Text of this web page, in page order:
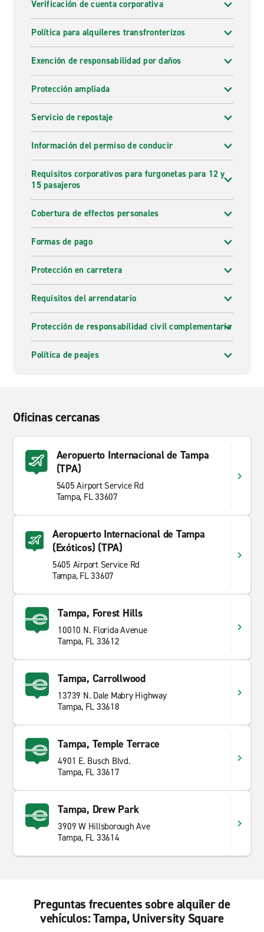
Verificación de cuenta corporativa
Política para alquileres transfronterizos
Exención de responsabilidad por daños
Protección ampliada
Servicio de repostaje
Información del permiso de conducir
Requisitos corporativos para furgonetas para 12 y
15 pasajeros
Cobertura de effectos personales
Formas de pago
Protección en carretera
Requisitos del arrendatario
Protección de responsabilidad civil complementaria
Política de peajes
Oficinas cercanas
Aeropuerto Internacional de Tampa
(TPA)
5405 Airport Service Rd
Tampa, FL 33607
Aeropuerto Internacional de Tampa
(Exóticos) (TPA)
5405 Airport Service Rd
Tampa, FL 33607
Tampa, Forest Hills
10010 N. Florida Avenue
Tampa, FL 33612
Tampa, Carrollwood
13739 N. Dale Mabry Highway
Tampa, FL 33618
Tampa, Temple Terrace
4901 E. Busch Blvd.
Tampa, FL 33617
Tampa, Drew Park
3909 W Hillsborough Ave
Tampa, FL 33614
Preguntas frecuentes sobre alquiler de
vehículos: Tampa, University Square